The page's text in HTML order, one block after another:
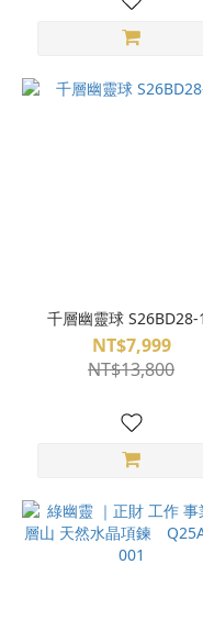
千層幽靈球 S26BD28-
NT$7,999
NT$13,800